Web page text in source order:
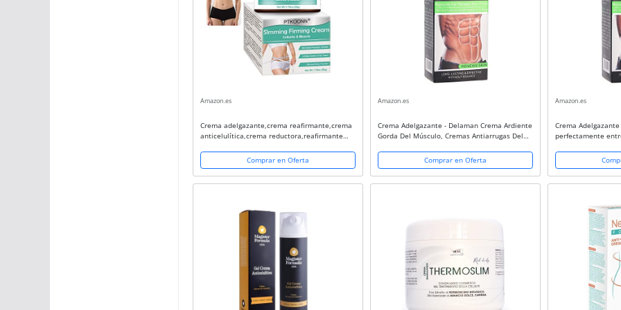
Amazon.es
Crema adelgazante,crema reafirmante,crema
anticelulítica,crema reductora,reafirmante
Brazos
Comprar en Oferta
Amazon.es
Crema Adelgazante - Delaman Crema Ardiente
Gorda Del Músculo, Cremas Antiarrugas Del
Comprar en Oferta
Amazon.es
Crema
perfectamente
Abdominal Natural
Rapido...